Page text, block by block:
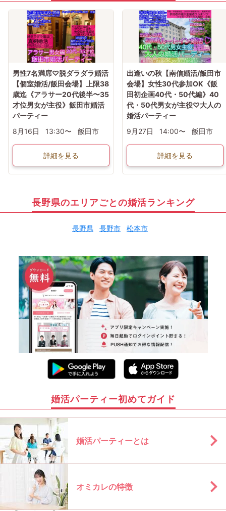
男性7名満席♡脱ダラダラ婚活
【個室婚活/飯田会場】上限38
歳迄《アラサー20代後半〜35
才位男女が主役》飯田市婚活
パーティー
8月16日
13:30〜 飯田市
詳細を見る
出逢いの秋【南信婚活/飯田市
会場】女性30代参加OK《飯
田初企画40代・50代編》40
代・50代男女が主役♡大人の
婚活パーティー
9月27日
14:00〜 飯田市
詳細を見る
長野県のエリアごとの婚活ランキング
長野県 長野市 松本市
婚活パーティー初めてガイド
婚活パーティーとは
オミカレの特徴